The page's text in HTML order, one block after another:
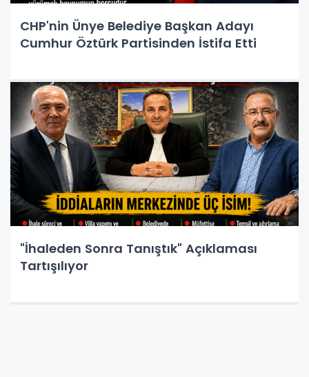
CHP'nin Ünye Belediye Başkan Adayı
Cumhur Öztürk Partisinden İstifa Etti
"İhaleden Sonra Tanıştık" Açıklaması
Tartışılıyor